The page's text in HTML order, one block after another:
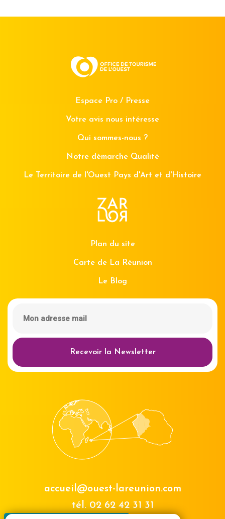
Espace Pro / Presse
Votre avis nous intéresse
Qui sommes-nous ?
Notre démarche Qualité
Le Territoire de l'Ouest Pays d'Art et d'Histoire
Plan du site
Carte de La Réunion
Le Blog
Recevoir la Newsletter
accueil@ouest-lareunion.com
tél. 02 62 42 31 31